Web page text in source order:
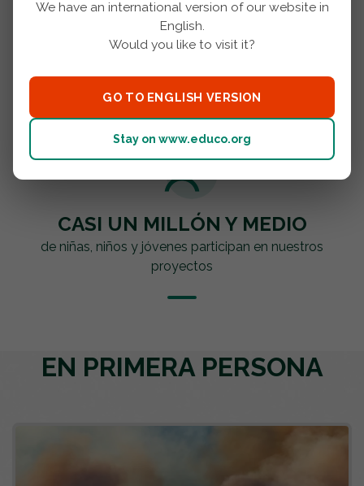
MÁS DE 5.000 ESCUELAS
con las que colaboramos en todo el mundo
CASI UN MILLÓN Y MEDIO
de niñas, niños y jóvenes participan en nuestros
proyectos
EN PRIMERA PERSONA
We have an international version of our website in
English.
Would you like to visit it?
GO TO ENGLISH VERSION
Stay on www.educo.org